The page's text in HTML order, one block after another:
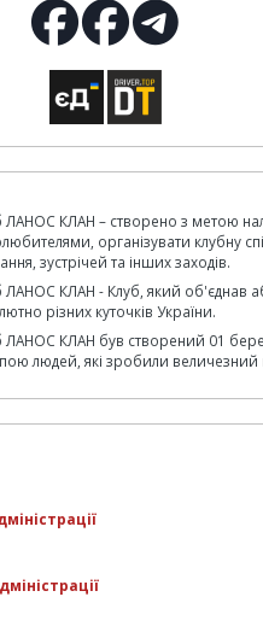
ЛАНОС КЛАН – створено з метою
організувати клубну
зустрічей та інших заходів.
ЛАНОС КЛАН - Клуб, який об'єднав
різних куточків України.
ЛАНОС КЛАН був створений 01
людей, які зробили величезний